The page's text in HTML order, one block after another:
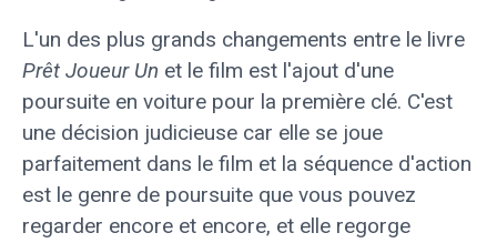
L'un des plus grands changements entre le livre
Prêt Joueur Un et le film est l'ajout d'une
poursuite en voiture pour la première clé. C'est
une décision judicieuse car elle se joue
parfaitement dans le film et la séquence d'action
est le genre de poursuite que vous pouvez
regarder encore et encore, et elle regorge